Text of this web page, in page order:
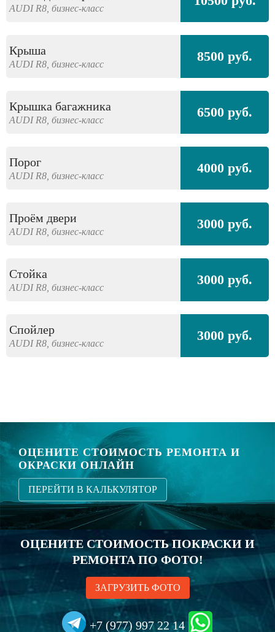
AUDI R8, бизнес-класс
Крыша
AUDI R8, бизнес-класс 8500 руб.
Крышка багажника
AUDI R8, бизнес-класс 6500 руб.
Порог
AUDI R8, бизнес-класс 4000 руб.
Проём двери
AUDI R8, бизнес-класс 3000 руб.
Стойка
AUDI R8, бизнес-класс 3000 руб.
Спойлер
AUDI R8, бизнес-класс 3000 руб.
ОЦЕНИТЕ СТОИМОСТЬ РЕМОНТА И
ОКРАСКИ ОНЛАЙН
ПЕРЕЙТИ В КАЛЬКУЛЯТОР
ОЦЕНИТЕ СТОИМОСТЬ ПОКРАСКИ И
РЕМОНТА ПО ФОТО!
ЗАГРУЗИТЬ ФОТО
+7 (977) 997 22 14